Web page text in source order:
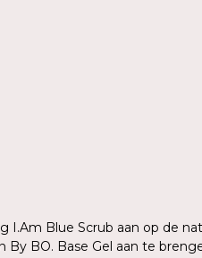
I.Am Blue Scrub aan op de
By BO. Base Gel aan te